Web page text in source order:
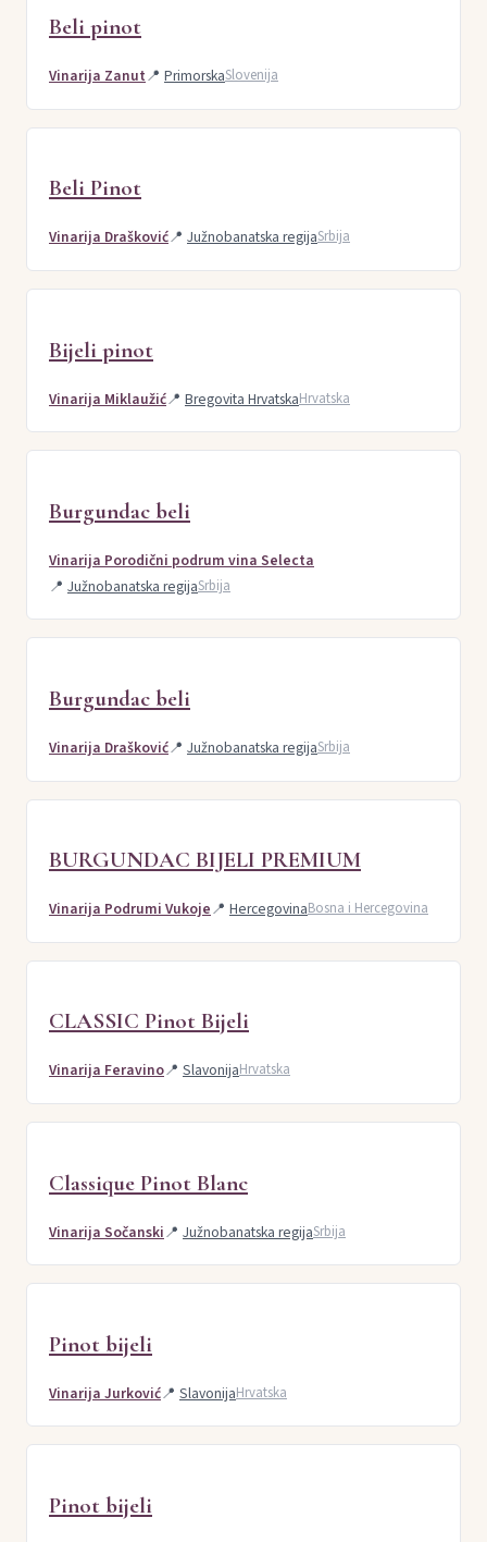
Beli pinot
Vinarija Zanut📍 PrimorskaSlovenija
Beli Pinot
Vinarija Drašković📍 Južnobanatska regijaSrbija
Bijeli pinot
Vinarija Miklaužić📍 Bregovita HrvatskaHrvatska
Burgundac beli
Vinarija Porodični podrum vina Selecta
📍 Južnobanatska regijaSrbija
Burgundac beli
Vinarija Drašković📍 Južnobanatska regijaSrbija
BURGUNDAC BIJELI PREMIUM
Vinarija Podrumi Vukoje📍 HercegovinaBosna i Hercegovina
CLASSIC Pinot Bijeli
Vinarija Feravino📍 SlavonijaHrvatska
Classique Pinot Blanc
Vinarija Sočanski📍 Južnobanatska regijaSrbija
Pinot bijeli
Vinarija Jurković📍 SlavonijaHrvatska
Pinot bijeli